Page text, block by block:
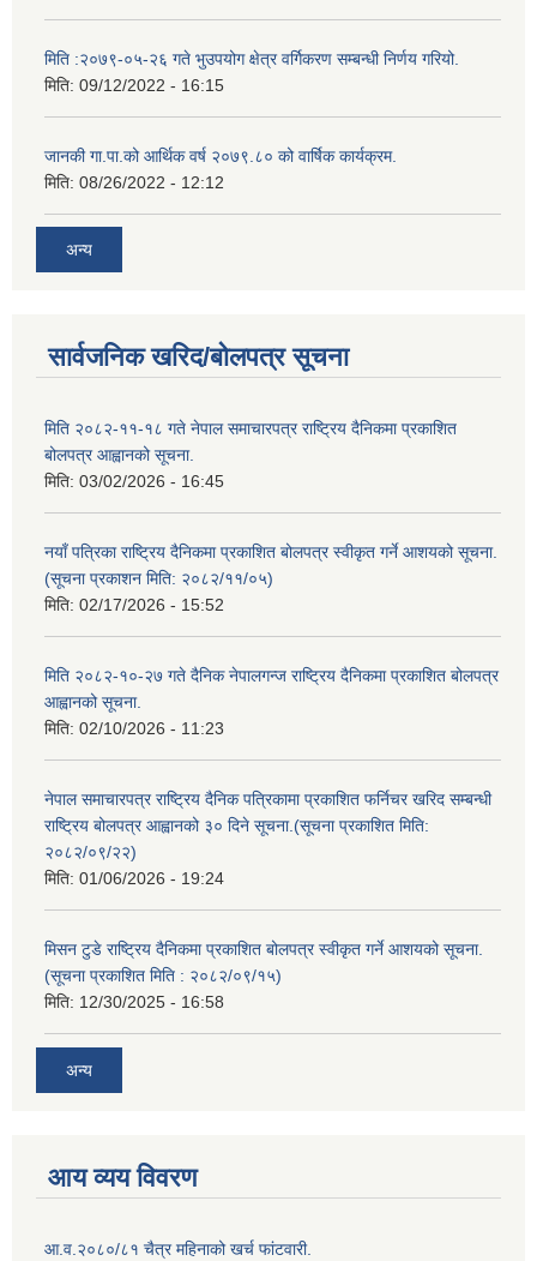
मिति :२०७९-०५-२६ गते भुउपयोग क्षेत्र वर्गिकरण सम्बन्धी निर्णय गरियो.
मिति: 09/12/2022 - 16:15
जानकी गा.पा.को आर्थिक वर्ष २०७९.८० को वार्षिक कार्यक्रम.
मिति: 08/26/2022 - 12:12
अन्य
सार्वजनिक खरिद/बोलपत्र सूचना
मिति २०८२-११-१८ गते नेपाल समाचारपत्र राष्ट्रिय दैनिकमा प्रकाशित
बोलपत्र आह्वानको सूचना.
मिति: 03/02/2026 - 16:45
नयाँ पत्रिका राष्ट्रिय दैनिकमा प्रकाशित बोलपत्र स्वीकृत गर्ने आशयको सूचना.
(सूचना प्रकाशन मिति: २०८२/११/०५)
मिति: 02/17/2026 - 15:52
मिति २०८२-१०-२७ गते दैनिक नेपालगन्ज राष्ट्रिय दैनिकमा प्रकाशित बोलपत्र
आह्वानको सूचना.
मिति: 02/10/2026 - 11:23
नेपाल समाचारपत्र राष्ट्रिय दैनिक पत्रिकामा प्रकाशित फर्निचर खरिद सम्बन्धी
राष्ट्रिय बोलपत्र आह्वानको ३० दिने सूचना.(सूचना प्रकाशित मिति:
२०८२/०९/२२)
मिति: 01/06/2026 - 19:24
मिसन टुडे राष्ट्रिय दैनिकमा प्रकाशित बोलपत्र स्वीकृत गर्ने आशयको सूचना.
(सूचना प्रकाशित मिति : २०८२/०९/१५)
मिति: 12/30/2025 - 16:58
अन्य
आय व्यय विवरण
आ.व.२०८०/८१ चैत्र महिनाको खर्च फांटवारी.